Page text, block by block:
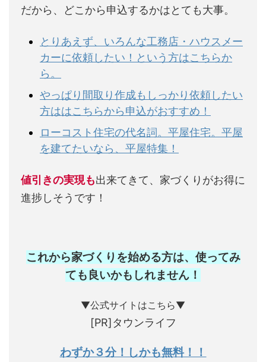
だから、どこから申込するかはとても大事。
とりあえず、いろんな工務店・ハウスメー
カーに依頼したい！という方はこちらか
ら。
やっぱり間取り作成もしっかり依頼したい
方ははこちらから申込がおすすめ！
ローコスト住宅の代名詞。平屋住宅。平屋
を建てたいなら、平屋特集！
値引きの実現も出来てきて、家づくりがお得に
進捗しそうです！
これから家づくりを始める方は、使ってみ
ても良いかもしれません ！
▼公式サイトはこちら▼
[PR]タウンライフ
わずか３分！しかも無料！！